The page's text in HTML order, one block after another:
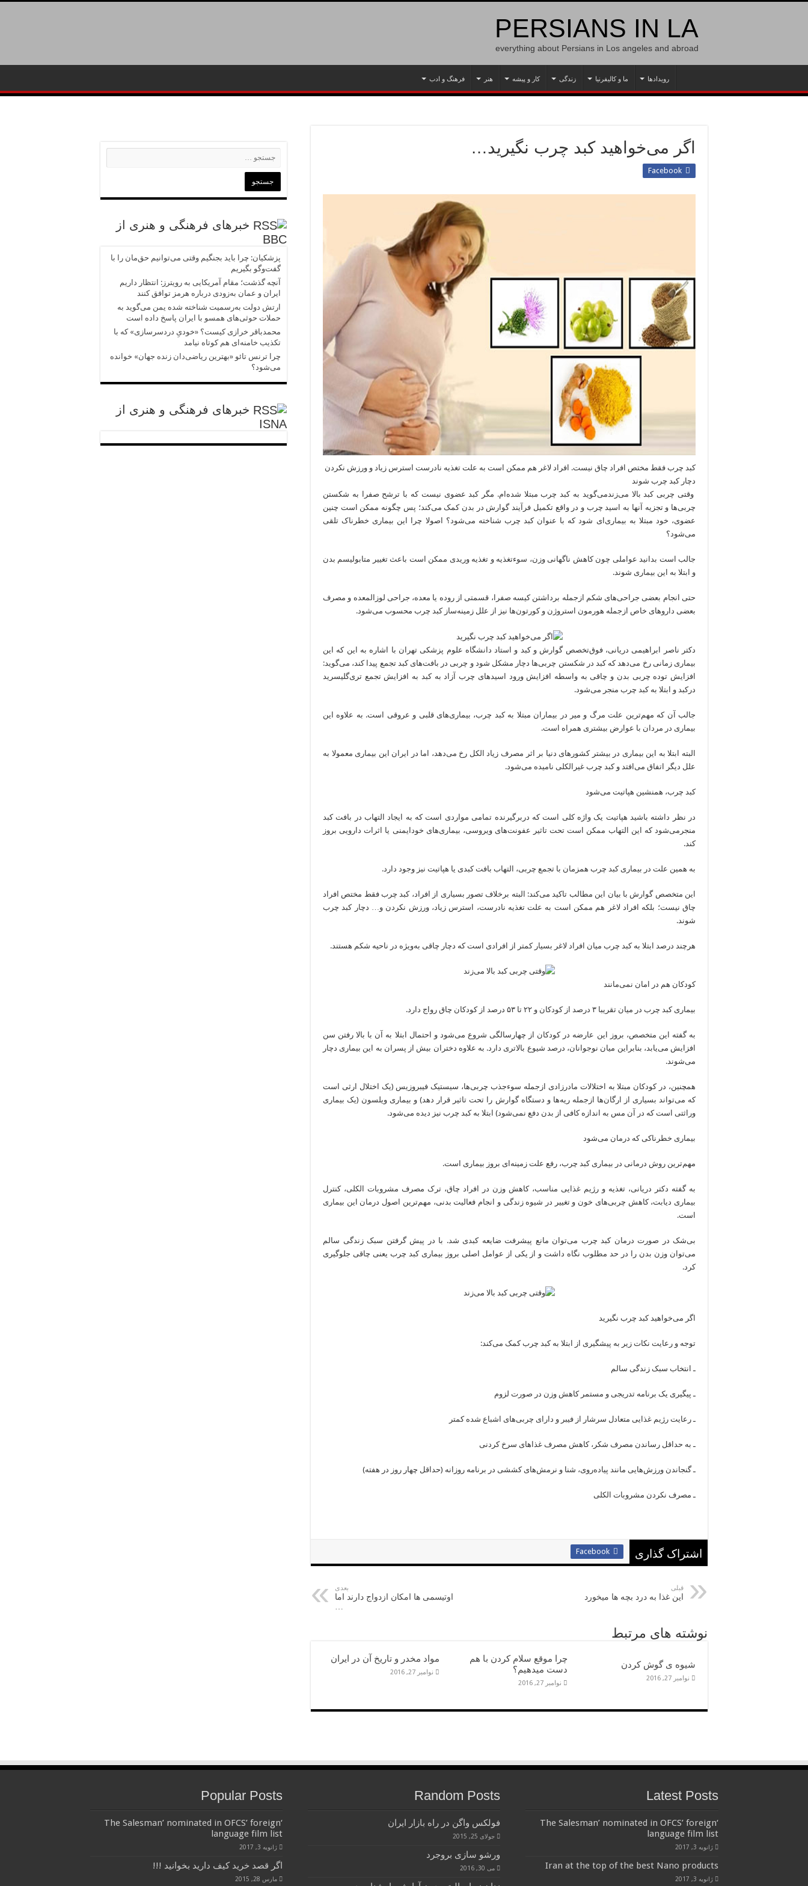
PERSIANS IN LA
everything about Persians in Los angeles and abroad
رویدادها ما و کالیفرنیا زندگی کار و پیشه هنر فرهنگ و ادب
اگر می‌خواهید کبد چرب نگیرید…
Facebook
کبد چرب فقط مختص افراد چاق نیست. افراد لاغر هم ممکن است به علت تغذیه نادرست استرس زیاد و ورزش نکردن
دچار کبد چرب شوند
وقتی ‌چربی‌ کبد ‌بالا‌ می‌زندمی‌گوید به کبد چرب مبتلا شده‌ام. مگر کبد عضوی نیست که با ترشح صفرا به شکستن
چربی‌ها و تجزیه آنها به اسید چرب و در واقع تکمیل فرآیند گوارش در بدن کمک می‌کند؛ پس چگونه ممکن است چنین
عضوی، خود مبتلا به بیماری‌ای شود که با عنوان کبد چرب شناخته می‌شود؟ اصولا چرا این بیماری خطرناک تلقی
می‌شود؟
جالب است بدانید عواملی چون کاهش ناگهانی وزن، سوءتغذیه و تغذیه وریدی ممکن است باعث تغییر متابولیسم بدن
و ابتلا به این بیماری شوند.
حتی انجام بعضی جراحی‌های شکم ازجمله برداشتن کیسه صفرا، قسمتی از روده یا معده، جراحی لوزالمعده و مصرف
بعضی داروهای خاص ازجمله هورمون استروژن و کورتون‌ها نیز از علل زمینه‌ساز کبد چرب محسوب می‌شود.
دکتر ناصر ابراهیمی دریانی، فوق‌تخصص گوارش و کبد و استاد دانشگاه علوم پزشکی تهران با اشاره به این که این
بیماری زمانی رخ می‌دهد که کبد در شکستن چربی‌ها دچار مشکل ‌شود و چربی در بافت‌های کبد تجمع پیدا کند، می‌گوید:
افزایش توده چربی بدن و چاقی به واسطه افزایش ورود اسید‌های چرب آزاد به کبد به افزایش تجمع تری‌گلیسرید
درکبد و ابتلا به کبد چرب منجر می‌شود.
جالب آن که مهم‌ترین علت مرگ و میر در بیماران مبتلا به کبد چرب، بیماری‌های قلبی و عروقی است. به علاوه این
بیماری در مردان با عوارض بیشتری همراه است.
البته ابتلا به این بیماری در بیشتر کشورهای دنیا بر اثر مصرف زیاد الکل رخ می‌دهد، اما در ایران این بیماری معمولا به
علل دیگر اتفاق می‌افتد و کبد چرب غیرالکلی نامیده می‌شود.
کبد چرب، همنشین هپاتیت می‌شود
در نظر داشته باشید هپاتیت یک واژه کلی است که دربرگیرنده تمامی مواردی است که به ایجاد التهاب در بافت کبد
منجرمی‌شود که این التهاب ممکن است تحت تاثیر عفونت‌های ویروسی، بیماری‌های خودایمنی یا اثرات دارویی بروز
کند.
به همین علت در بیماری کبد چرب همزمان با تجمع چربی، التهاب بافت کبدی یا هپاتیت نیز وجود دارد.
این متخصص گوارش با بیان این مطالب تاکید می‌کند: البته برخلاف تصور بسیاری از افراد، کبد چرب فقط مختص افراد
چاق نیست؛ بلکه افراد لاغر هم ممکن است به علت تغذیه نادرست، استرس زیاد، ورزش نکردن و… دچار کبد چرب
شوند.
هرچند درصد ابتلا به کبد چرب میان افراد لاغر بسیار کمتر از افرادی است که دچار چاقی به‌ویژه در ناحیه شکم هستند.
کودکان هم در امان نمی‌مانند
بیماری کبد چرب در میان تقریبا ۳ درصد از کودکان و ۲۲ تا ۵۳ درصد از کودکان چاق رواج دارد.
به گفته این متخصص، بروز این عارضه در کودکان از چهارسالگی شروع می‌شود و احتمال ابتلا به آن با بالا رفتن سن
افزایش می‌یابد، بنابراین میان نوجوانان، درصد شیوع بالاتری دارد. به علاوه دختران بیش از پسران به این بیماری دچار
می‌شوند.
همچنین، در کودکان مبتلا به اختلالات مادرزادی ازجمله سوءجذب چربی‌ها، سیستیک فیبروزیس (یک اختلال ارثی است
که می‌تواند بسیاری از ارگان‌ها ازجمله ریه‌ها و دستگاه گوارش را تحت تاثیر قرار دهد) و بیماری ویلسون (یک بیماری
وراثتی است که در آن مس به اندازه کافی از بدن دفع نمی‌شود) ابتلا به کبد چرب نیز دیده می‌شود.
بیماری خطرناکی که درمان می‌شود
مهم‌ترین روش درمانی در بیماری کبد چرب، رفع علت زمینه‌ای بروز بیماری است.
به گفته دکتر دریانی، تغذیه و رژیم غذایی مناسب، کاهش وزن در افراد چاق، ترک مصرف مشروبات الکلی، کنترل
بیماری دیابت، کاهش چربی‌های خون و تغییر در شیوه زندگی و انجام فعالیت بدنی، مهم‌ترین اصول درمان این بیماری
است.
بی‌شک در صورت درمان کبد چرب می‌توان مانع پیشرفت ضایعه کبدی شد. با در پیش گرفتن سبک زندگی سالم
می‌توان وزن بدن را در حد مطلوب نگاه داشت و از یکی از عوامل اصلی بروز بیماری کبد چرب یعنی چاقی جلوگیری
کرد.
اگر می‌خواهید کبد چرب نگیرید
توجه و رعایت نکات زیر به پیشگیری از ابتلا به کبد چرب کمک می‌کند:
ـ انتخاب سبک زندگی سالم
ـ پیگیری یک برنامه تدریجی و مستمر کاهش وزن در صورت لزوم
ـ رعایت رژیم غذایی متعادل سرشار از فیبر و دارای چربی‌های اشباع شده کمتر
ـ به حداقل رساندن مصرف شکر، کاهش مصرف غذاهای سرخ کردنی
ـ گنجاندن ورزش‌هایی مانند پیاده‌روی، شنا و نرمش‌های کششی در برنامه روزانه (حداقل چهار روز در هفته)
ـ مصرف نکردن مشروبات الکلی
اشتراک گذاری Facebook
قبلی
این غذا به درد بچه ها میخورد
بعدی
اوتیسمی ها امکان ازدواج دارند اما
نوشته های مرتبط
شیوه ی گوش کردن
نوامبر 27, 2016
چرا موقع سلام کردن با هم
دست میدهیم؟
نوامبر 27, 2016
مواد مخدر و تاریخ آن در ایران
نوامبر 27, 2016
خبرهای فرهنگی و هنری از
BBC
پزشکیان: چرا باید بجنگیم وقتی می‌توانیم حق‌مان را با
گفت‌وگو بگیریم
آنچه گذشت؛ مقام آمریکایی به رویترز: انتظار داریم
ایران و عمان به‌زودی درباره هرمز توافق کنند
ارتش دولت به‌رسمیت شناخته شده یمن می‌گوید به
حملات حوثی‌های همسو با ایران پاسخ داده است
محمدباقر خرازی کیست؟ «خودیِ دردسرسازی» که با
تکذیب خامنه‌ای هم کوتاه نیامد
چرا ترنس تائو «بهترین ریاضی‌دان زنده جهان» خوانده
می‌شود؟
خبرهای فرهنگی و هنری از
ISNA
Latest Posts
‘The Salesman’ nominated in OFCS’ foreign
language film list
ژانویه 3, 2017
Iran at the top of the best Nano products
ژانویه 3, 2017
Random Posts
فولکس واگن در راه بازار ایران
جولای 25, 2015
ورشو سازی بروجرد
می 30, 2016
Popular Posts
‘The Salesman’ nominated in OFCS’ foreign
language film list
ژانویه 3, 2017
اگر قصد خرید کیف دارید بخوانید !!!
مارس 28, 2015